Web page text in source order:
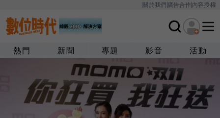
關於我們廣告合作內容授權
熱門 新聞 專題 影音 活動